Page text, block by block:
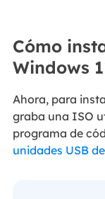
Cómo
Windows
Ahora, para
graba una ISO
programa de
unidades USB